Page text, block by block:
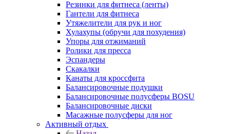
Резинки для фитнеса (ленты)
Гантели для фитнеса
Утяжелители для рук и ног
Хулахупы (обручи для похудения)
Упоры для отжиманий
Ролики для пресса
Эспандеры
Скакалки
Канаты для кроссфита
Балансировочные подушки
Балансировочные полусферы BOSU
Балансировочные диски
Масажные полусферы для ног
Активный отдых